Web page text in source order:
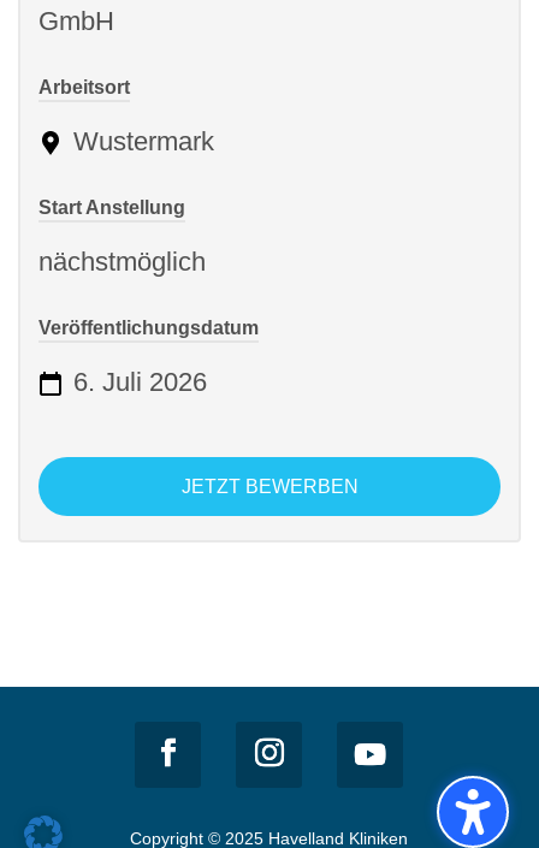
GmbH
Arbeitsort
Wustermark
Start Anstellung
nächstmöglich
Veröffentlichungsdatum
6. Juli 2026
JETZT BEWERBEN
Copyright © 2025 Havelland Kliniken